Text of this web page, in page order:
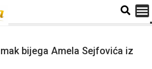
bijega Amela Sejfovića iz